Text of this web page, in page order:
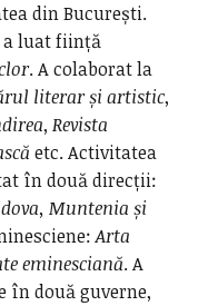
din București.
a luat ființă
. A colaborat la
literar și artistic,
, Revista
etc. Activitatea
în două direcții:
Muntenia și
Arta
eminesciană. A
două guverne,